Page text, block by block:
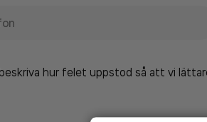
hur felet uppstod så att vi